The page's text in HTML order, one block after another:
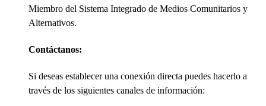
Miembro del Sistema Integrado de Medios Comunitarios y
Alternativos.
Contáctanos:
Si deseas establecer una conexión directa puedes hacerlo a
través de los siguientes canales de información: